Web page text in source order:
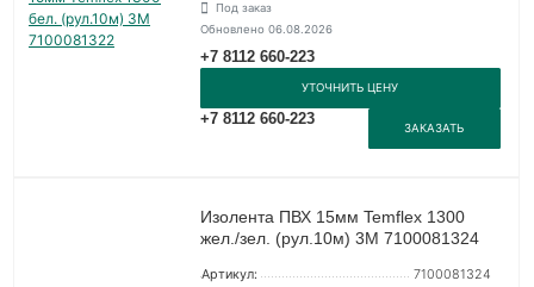
Под заказ
Обновлено 06.08.2026
+7 8112 660-223
УТОЧНИТЬ ЦЕНУ
+7 8112 660-223
ЗАКАЗАТЬ
Изолента ПВХ 15мм Temflex 1300
жел./зел. (рул.10м) 3М 7100081324
Артикул:
7100081324